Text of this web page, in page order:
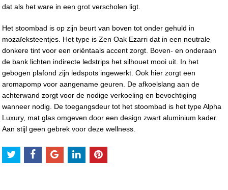
dat als het ware in een grot verscholen ligt.
Het stoombad is op zijn beurt van boven tot onder gehuld in
mozaïeksteentjes. Het type is Zen Oak Ezarri dat in een neutrale
donkere tint voor een oriëntaals accent zorgt. Boven- en onderaan
de bank lichten indirecte ledstrips het silhouet mooi uit. In het
gebogen plafond zijn ledspots ingewerkt. Ook hier zorgt een
aromapomp voor aangename geuren. De afkoelslang aan de
achterwand zorgt voor de nodige verkoeling en bevochtiging
wanneer nodig. De toegangsdeur tot het stoombad is het type Alpha
Luxury, mat glas omgeven door een design zwart aluminium kader.
Aan stijl geen gebrek voor deze wellness.